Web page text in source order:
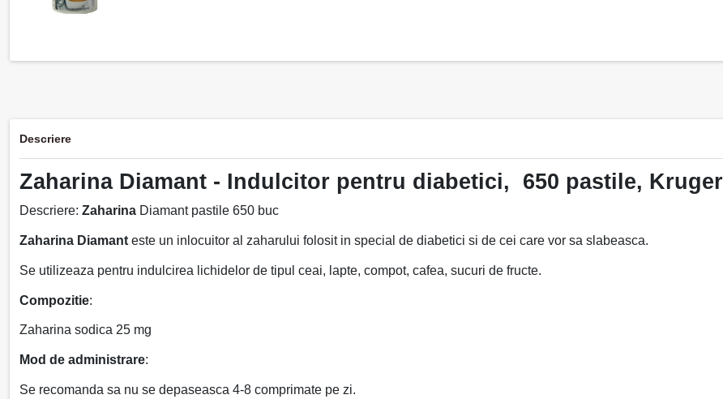
Descriere
Zaharina Diamant - Indulcitor pentru diabetici, 650 pastile, Kruger
Descriere: Zaharina Diamant pastile 650 buc
Zaharina Diamant este un inlocuitor al zaharului folosit in special de diabetici si de cei care vor sa slabeasca.
Se utilizeaza pentru indulcirea lichidelor de tipul ceai, lapte, compot, cafea, sucuri de fructe.
Compozitie:
Zaharina sodica 25 mg
Mod de administrare:
Se recomanda sa nu se depaseasca 4-8 comprimate pe zi.